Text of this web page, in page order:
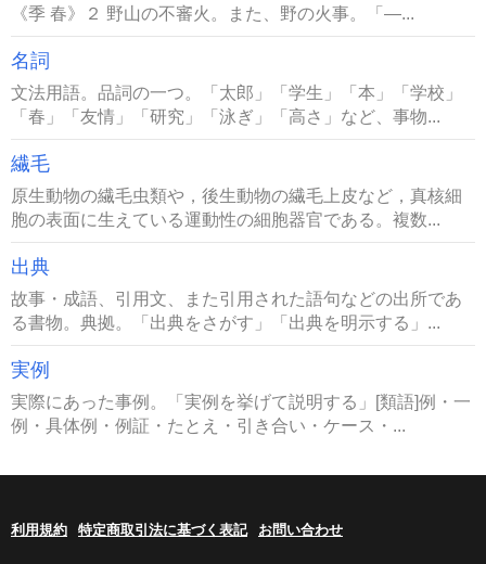
《季 春》２ 野山の不審火。また、野の火事。「―...
名詞
文法用語。品詞の一つ。「太郎」「学生」「本」「学校」
「春」「友情」「研究」「泳ぎ」「高さ」など、事物...
繊毛
原生動物の繊毛虫類や，後生動物の繊毛上皮など，真核細
胞の表面に生えている運動性の細胞器官である。複数...
出典
故事・成語、引用文、また引用された語句などの出所であ
る書物。典拠。「出典をさがす」「出典を明示する」...
実例
実際にあった事例。「実例を挙げて説明する」[類語]例・一
例・具体例・例証・たとえ・引き合い・ケース・...
利用規約 特定商取引法に基づく表記 お問い合わせ